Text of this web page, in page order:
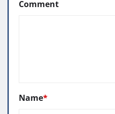
Comment
Name*